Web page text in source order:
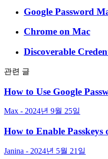
Google Password
Chrome on Mac
Discoverable
관련 글
How to Use Google
Max - 2024년 9월 25일
How to Enable
Janina - 2024년 5월 21일